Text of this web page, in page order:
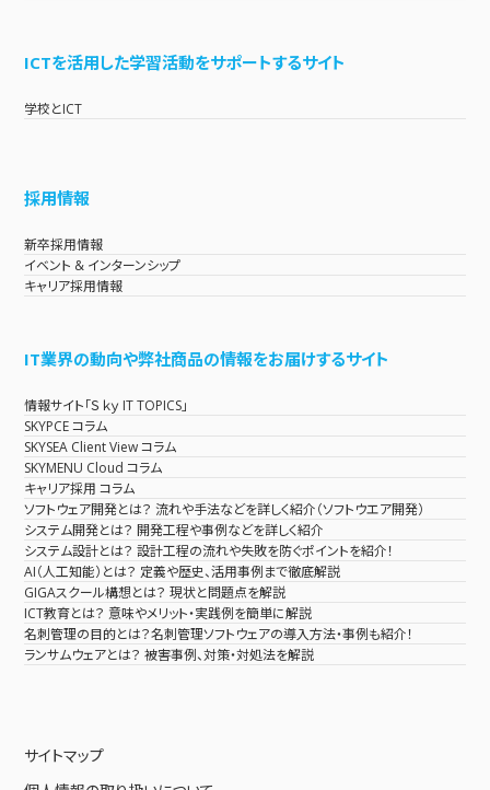
ICTを活用した学習活動をサポートするサイト
学校とICT
採用情報
新卒採用情報
イベント & インターンシップ
キャリア採用情報
IT業界の動向や弊社商品の情報をお届けするサイト
情報サイト「Ｓｋｙ IT TOPICS」
SKYPCE コラム
SKYSEA Client View コラム
SKYMENU Cloud コラム
キャリア採用 コラム
ソフトウェア開発とは？ 流れや手法などを詳しく紹介（ソフトウエア開発）
システム開発とは？ 開発工程や事例などを詳しく紹介
システム設計とは？ 設計工程の流れや失敗を防ぐポイントを紹介！
AI（人工知能）とは？ 定義や歴史、活用事例まで徹底解説
GIGAスクール構想とは？ 現状と問題点を解説
ICT教育とは？ 意味やメリット・実践例を簡単に解説
名刺管理の目的とは？名刺管理ソフトウェアの導入方法・事例も紹介！
ランサムウェアとは？ 被害事例、対策・対処法を解説
サイトマップ